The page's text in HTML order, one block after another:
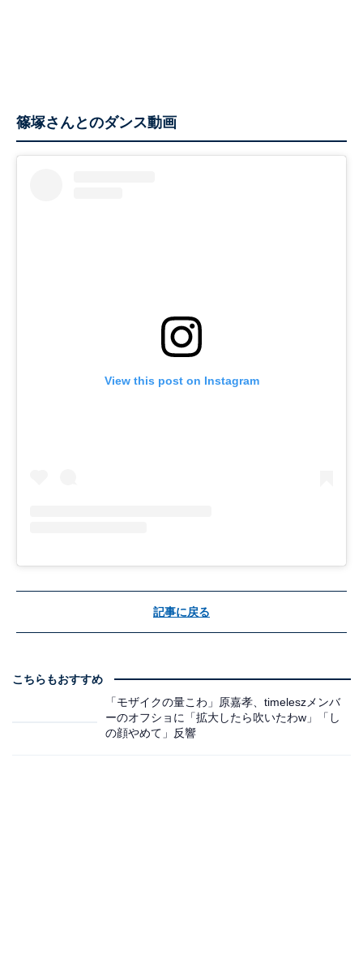
篠塚さんとのダンス動画
View this post on Instagram
記事に戻る
こちらもおすすめ
「モザイクの量こわ」原嘉孝、timeleszメンバ
ーのオフショに「拡大したら吹いたわw」「し
の顔やめて」反響